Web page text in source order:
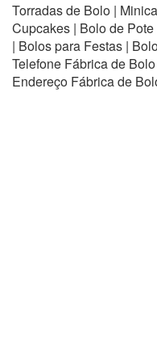
Torradas de Bolo |
Cupcakes | Bolo de
| Bolos para Festas |
Telefone Fábrica de
Endereço Fábrica de